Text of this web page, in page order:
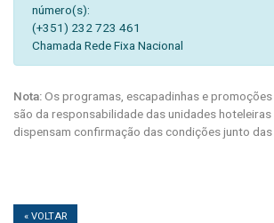
número(s):
(+351) 232 723 461
Chamada Rede Fixa Nacional
Nota:Os programas, escapadinhas e promoções
são da responsabilidade das unidades
dispensam confirmação das condições junto das
« VOLTAR